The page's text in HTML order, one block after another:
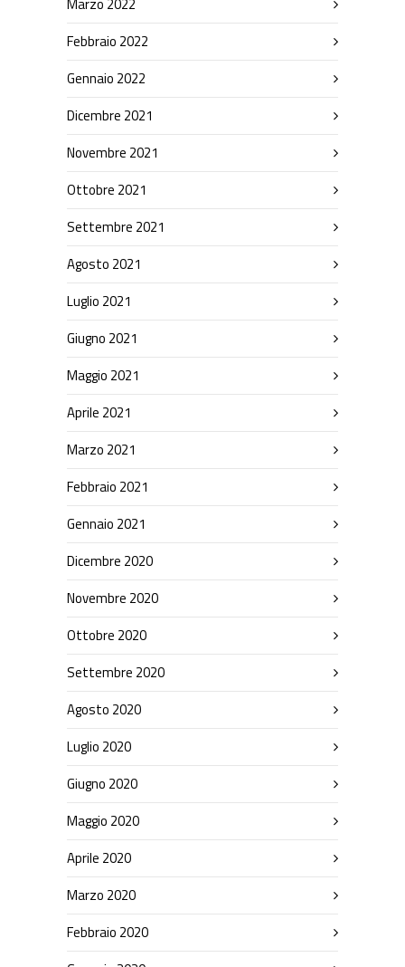
Febbraio 2022
Gennaio 2022
Dicembre 2021
Novembre 2021
Ottobre 2021
Settembre 2021
Agosto 2021
Luglio 2021
Giugno 2021
Maggio 2021
Aprile 2021
Marzo 2021
Febbraio 2021
Gennaio 2021
Dicembre 2020
Novembre 2020
Ottobre 2020
Settembre 2020
Agosto 2020
Luglio 2020
Giugno 2020
Maggio 2020
Aprile 2020
Marzo 2020
Febbraio 2020